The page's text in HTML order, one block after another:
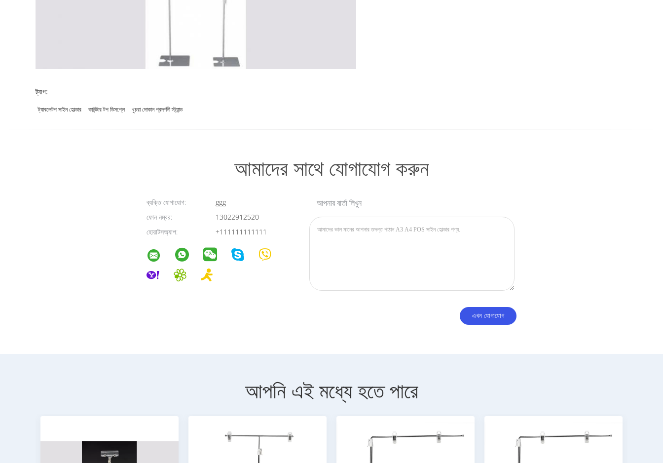
ট্যাগ:
ট্যাবলেটপ সাইন হোল্ডার কাউন্টার টপ ডিসপ্লে খুচরা দোকান প্রদর্শনী স্ট্যান্ড
আমাদের সাথে যোগাযোগ করুন
ব্যক্তি যোগাযোগ:
ggg
ফোন নম্বর:
13022912520
হোয়াটসঅ্যাপ:
+111111111111
আপনার বার্তা লিখুন
আপনি এই মধ্যে হতে পারে